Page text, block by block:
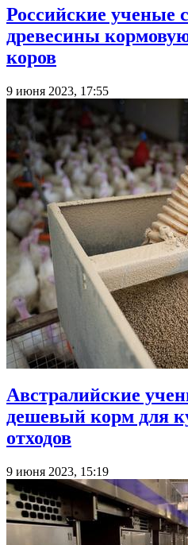
Российские ученые
древесины
коров
9 июня 2023, 17:55
Австралийские
дешевый корм для
отходов
9 июня 2023, 15:19